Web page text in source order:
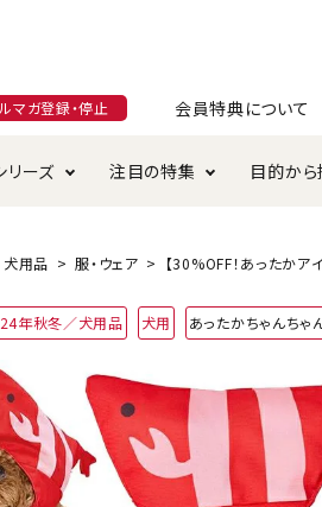
マガ登録・停止 会員特典について
おやつ
ッド・ハウス・マット
食器・給水器
つけ用品
お手入れ・ケア用品
ークル・ケージ・タワー
防虫用品
リーズ
素材そのまま
注目の特集
無添加特集
目的から
使用のグレインフリー
って遊ぶ
会員特典について
ンラインショップ利用規約
犬用品 服・ウェア 【30%OFF！あったか
年秋冬／犬用品 犬用 あったかちゃんちゃ